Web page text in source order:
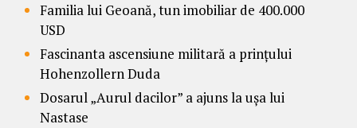
Familia lui Geoană, tun imobiliar de 400.000
USD
Fascinanta ascensiune militară a prințului
Hohenzollern Duda
Dosarul „Aurul dacilor” a ajuns la ușa lui
Nastase